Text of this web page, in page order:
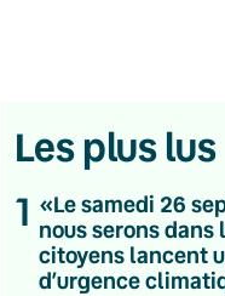
Les plus lus
1 «Le samedi 26
nous serons dans
citoyens lancent
d’urgence